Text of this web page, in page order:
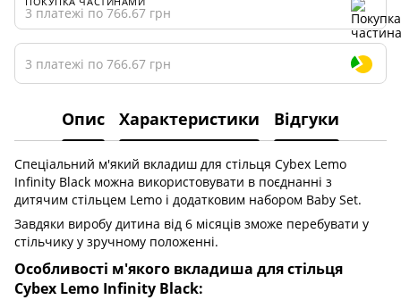
3 платежі по 766.67 грн
3 платежі по 766.67 грн
Опис Характеристики Відгуки
Спеціальний м'який вкладиш для стільця Cybex Lemo
Infinity Black можна використовувати в поєднанні з
дитячим стільцем Lemo і додатковим набором Baby Set.
Завдяки виробу дитина від 6 місяців зможе перебувати у
стільчику у зручному положенні.
Особливості м'якого вкладиша для стільця
Cybex Lemo Infinity Black: